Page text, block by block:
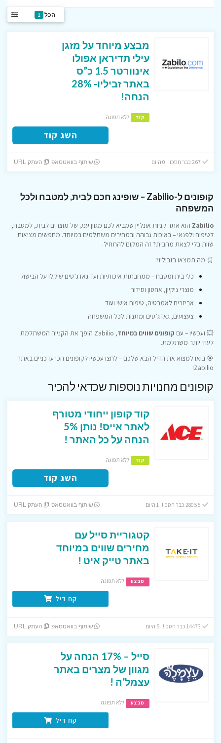
הכל 1
מבצע מיוחד על מזגן
עילי תדיראן אפולו
אינוורטר 1.5 כ”ס
באתר זביליו- 28%
הנחה!
קוד ללא תפוגה
השג קוד
שיתוף בוואטסאפ העתק URL
קופונים ל-Zabilio – שופינג חכם לבית, למטבח ולכל
המשפחה
Zabilio הוא אתר קניות אונליין שמביא לכם מגוון ענק של מוצרים לבית, למטבח,
לטיפוח ולפנאי – באיכות גבוהה ובמחירים משתלמים במיוחד. מחפשים מציאות
שוות בלי לצאת מהבית? זה המקום להתחיל.
🛒 מה תמצאו בזביליו?
כלי בית ומטבח – ממחבתות איכותיות ועד גאדג’טים שיקלו על הבישול
מוצרי ניקיון, אחסון וסידור
אביזרים לאמבטיה, טיפוח אישי ועוד
צעצועים, גאדג’טים ומתנות לכל המשפחה
💥 ועכשיו – עם קופונים שווים במיוחד
, Zabilio הופך את הקנייה המשתלמת
לעוד יותר משתלמת.
🎯 בואו למצוא את הדיל הבא שלכם – לחצו עכשיו לקופונים הכי עדכניים באתר
Zabilio!
קופונים מחנויות נוספות שכדאי להכיר
קוד קופון ייחודי מטורף
לאתר אייס! נותן 5%
הנחה על כל האתר !
קוד ללא תפוגה
השג קוד
שיתוף בוואטסאפ העתק URL
קטגוריית סייל עם
מחירים שווים במיוחד
באתר טייק איט !
מבצע ללא תפוגה
קח דיל
שיתוף בוואטסאפ העתק URL
סייל – 17% הנחה על
מגוון של מצרים באתר
עצמל’ה !
מבצע ללא תפוגה
קח דיל